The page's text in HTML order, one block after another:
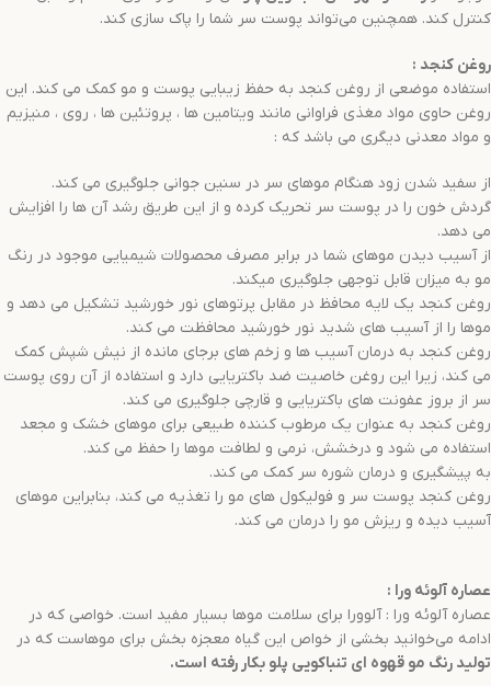
کنترل کند. همچنین می‌تواند پوست سر شما را پاک سازی کند.
روغن کنجد :
استفاده موضعی از روغن کنجد به حفظ زیبایی پوست و مو کمک می کند. این
روغن حاوی مواد مغذی فراوانی مانند ویتامین ها ، پروتئین ها ، روی ، منیزیم
و مواد معدنی دیگری می باشد که :
از سفید شدن زود هنگام موهای سر در سنین جوانی جلوگیری می کند.
گردش خون را در پوست سر تحریک کرده و از این طریق رشد آن ها را افزایش
می دهد.
از آسیب دیدن موهای شما در برابر مصرف محصولات شیمیایی موجود در رنگ
مو به میزان قابل توجهی جلوگیری میکند.
روغن کنجد یک لایه محافظ در مقابل پرتوهای نور خورشید تشکیل می دهد و
موها را از آسیب های شدید نور خورشید محافظت می کند.
روغن کنجد به درمان آسیب ها و زخم های برجای مانده از نیش شپش کمک
می کند، زیرا این روغن خاصیت ضد باکتریایی دارد و استفاده از آن روی پوست
سر از بروز عفونت های باکتریایی و قارچی جلوگیری می کند.
روغن کنجد به عنوان یک مرطوب کننده طبیعی برای موهای خشک و مجعد
استفاده می شود و درخشش، نرمی و لطافت موها را حفظ می کند.
به پیشگیری و درمان شوره سر کمک می کند.
روغن کنجد پوست سر و فولیکول های مو را تغذیه می کند، بنابراین موهای
آسیب دیده و ریزش مو را درمان می کند.
عصاره آلوئه ورا :
عصاره آلوئه ورا : آلوورا برای سلامت موها بسیار مفید است. خواصی که در
ادامه می‌خوانید بخشی از خواص این گیاه معجزه بخش برای موهاست که در
تولید رنگ مو قهوه ای تنباکویی پلو بکار رفته است.